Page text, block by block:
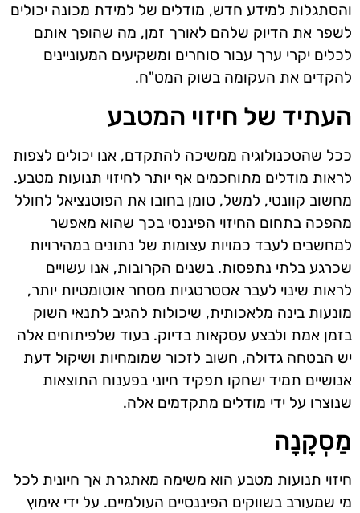
והסתגלות למידע חדש, מודלים של למידת מכונה יכולים
לשפר את הדיוק שלהם לאורך זמן, מה שהופך אותם
לכלים יקרי ערך עבור סוחרים ומשקיעים המעוניינים
להקדים את העקומה בשוק המט"ח.
העתיד של חיזוי המטבע
ככל שהטכנולוגיה ממשיכה להתקדם, אנו יכולים לצפות
לראות מודלים מתוחכמים אף יותר לחיזוי תנועות מטבע.
מחשוב קוונטי, למשל, טומן בחובו את הפוטנציאל לחולל
מהפכה בתחום החיזוי הפיננסי בכך שהוא מאפשר
למחשבים לעבד כמויות עצומות של נתונים במהירויות
שכרגע בלתי נתפסות. בשנים הקרובות, אנו עשויים
לראות שינוי לעבר אסטרטגיות מסחר אוטומטיות יותר,
מונעות בינה מלאכותית, שיכולות להגיב לתנאי השוק
בזמן אמת ולבצע עסקאות בדיוק. בעוד שלפיתוחים אלה
יש הבטחה גדולה, חשוב לזכור שמומחיות ושיקול דעת
אנושיים תמיד ישחקו תפקיד חיוני בפענוח התוצאות
שנוצרו על ידי מודלים מתקדמים אלה.
מַסְקָנָה
חיזוי תנועות מטבע הוא משימה מאתגרת אך חיונית לכל
מי שמעורב בשווקים הפיננסיים העולמיים. על ידי אימוץ